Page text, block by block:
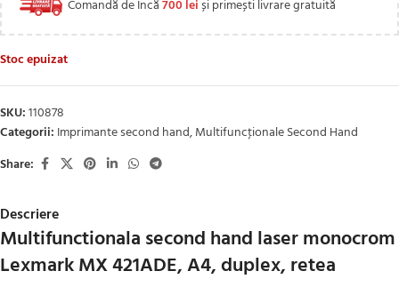
Comandă de Încă700 leiși primești livrare gratuită
Stoc epuizat
SKU:110878
Categorii: Imprimante second hand,Multifuncţionale Second Hand
Share:
Descriere
Multifunctionala second hand laser monocrom
Lexmark MX 421ADE, A4, duplex, retea